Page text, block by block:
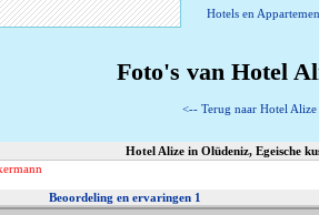
Hotels en
Foto's van Hotel
<-- Terug naar Hotel Alize
Hotel Alize in Olüdeniz, Egeische
Beoordeling en ervaringen 1